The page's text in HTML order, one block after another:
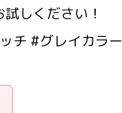
しください！
チ #グレイカラー